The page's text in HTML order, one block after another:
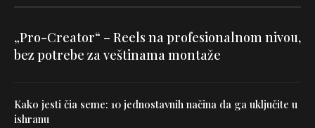
„Pro-Creator“ – Reels na profesionalnom nivou,
bez potrebe za veštinama montaže
Kako jesti čia seme: 10 jednostavnih načina da ga uključite u
ishranu